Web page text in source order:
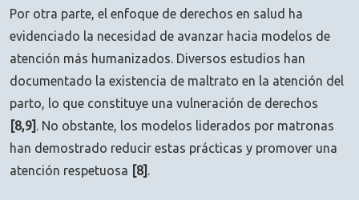
Por otra parte, el enfoque de derechos en salud ha
evidenciado la necesidad de avanzar hacia modelos de
atención más humanizados. Diversos estudios han
documentado la existencia de maltrato en la atención del
parto, lo que constituye una vulneración de derechos
[8,9] . No obstante, los modelos liderados por matronas
han demostrado reducir estas prácticas y promover una
atención respetuosa [8] .